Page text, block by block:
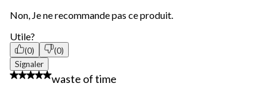
Non, Je ne recommande pas ce produit.
Utile?
(0)
(0)
Signaler
1 étoile(s) sur 5.
waste of time